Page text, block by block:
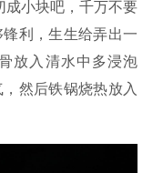
成小块吧，千万不要
利，生生给弄出一
放入清水中多浸泡
然后铁锅烧热放入